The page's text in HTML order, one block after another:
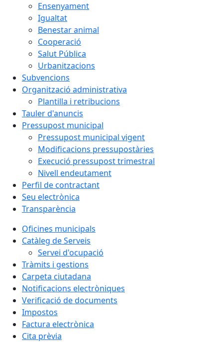
Ensenyament
Igualtat
Benestar animal
Cooperació
Salut Pública
Urbanitzacions
Subvencions
Organització administrativa
Plantilla i retribucions
Tauler d'anuncis
Pressupost municipal
Pressupost municipal vigent
Modificacions pressupostàries
Execució pressupost trimestral
Nivell endeutament
Perfil de contractant
Seu electrònica
Transparència
Oficines municipals
Catàleg de Serveis
Servei d'ocupació
Tràmits i gestions
Carpeta ciutadana
Notificacions electròniques
Verificació de documents
Impostos
Factura electrònica
Cita prèvia